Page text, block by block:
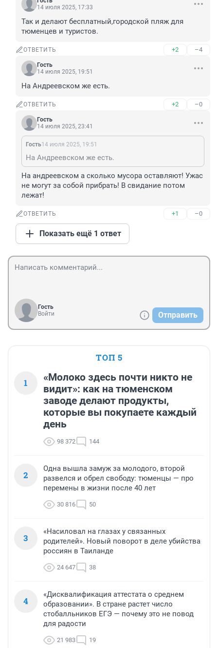
14 июля 2025, 17:33
Так и делают бесплатный,городской пляж для
тюменцев и туристов.
ОТВЕТИТЬ +2 –4
Гость
14 июля 2025, 19:51
На Андреевском же есть.
ОТВЕТИТЬ +2 –0
Гость
14 июля 2025, 23:41
Гость14 июля 2025, 19:51
На Андреевском же есть.
На андреевском а сколько мусора оставляют! Ужас
не могут за собой прибрать! В свидание потом
лежат!
ОТВЕТИТЬ +1 –0
Показать ещё 1 ответ
Гость
Войти
Отправить
ТОП 5
1
«Молоко здесь почти никто не
видит»: как на тюменском
заводе делают продукты,
которые вы покупаете каждый
день
98 372 144
2
Одна вышла замуж за молодого, второй
развелся и обрел свободу: тюменцы — про
перемены в жизни после 40 лет
30 816 50
3
«Насиловал на глазах у связанных
родителей». Новый поворот в деле убийства
россиян в Таиланде
24 647 38
4
«Дисквалификация аттестата о среднем
образовании». В стране растет число
стобалльников ЕГЭ — почему это не повод
для радости
21 983 19